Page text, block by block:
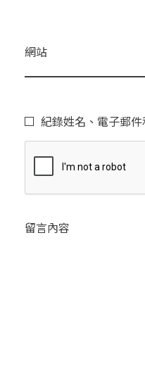
網站
紀錄姓名、電子郵
留言內容